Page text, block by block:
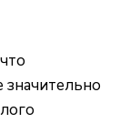
значительно